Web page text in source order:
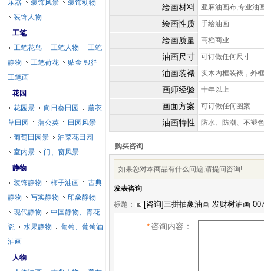
绘画材料 亚麻油画布,专业油
绘画性质 手绘油画
绘画质量 高档商业
油画尺寸 可订做任何尺寸
油画装裱 实木内框装裱，外
画师经验 十年以上
画面方案 可订做任何图案
油画特性 防水、防潮、不褪色
购买咨询
如果您对本商品有什么问题,请提问咨询!
发表咨询
标题：
*咨询内容：
乐器 装饰风景
装饰动物
装饰人物
工笔
工笔花鸟
工笔人物
工笔
静物
工笔荷花
贴金 银箔
工笔画
花园
花园景
向日葵田园
薰衣
草田园
蒲公英
田园风景
葡萄田园景
油菜花田园
室内景
门、窗风景
静物
装饰静物
柿子油画
古典
静物
写实静物
印象静物
现代静物
中国静物、青花
瓷
水果静物
葡萄、葡萄酒
油画
人物